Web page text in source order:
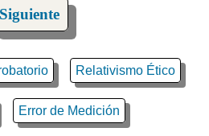
Siguiente
Relativismo Ético
Error de Medición